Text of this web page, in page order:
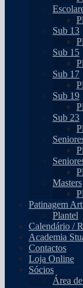
Sub 13
Sub 15
Sub 17
Sub 19
Sub 23
Masters
Patinagem
Plantel
Calendário /
Academia
Contactos
Loja Online
Sócios
Área